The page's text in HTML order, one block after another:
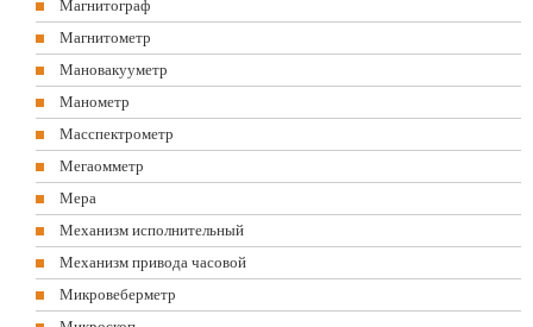
Магнитограф
Магнитометр
Мановакууметр
Манометр
Масспектрометр
Мегаомметр
Мера
Механизм исполнительный
Механизм привода часовой
Микровеберметр